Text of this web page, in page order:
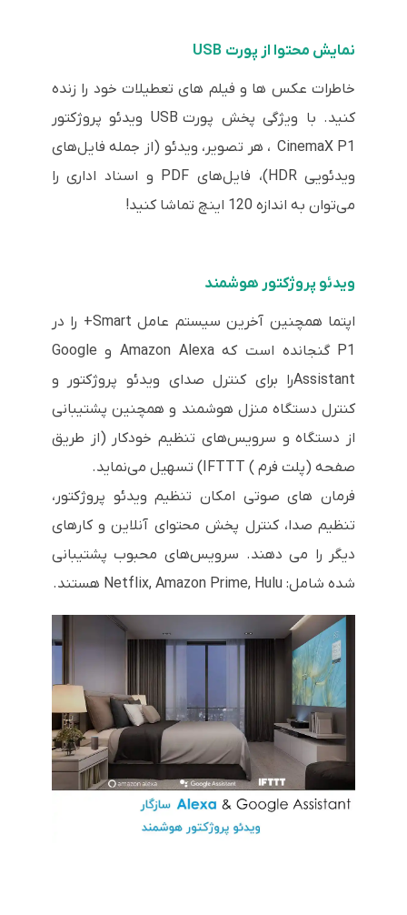
نمایش محتوا از پورت USB
خاطرات عکس ها و فیلم های تعطیلات خود را زنده
کنید. با ویژگی پخش پورت USB ویدئو پروژکتور
CinemaX P1 ، هر تصویر، ویدئو (از جمله فایل‌های
ویدئویی HDR)، فایل‌های PDF و اسناد اداری را
می‌توان به اندازه 120 اینچ تماشا کنید!
ویدئو پروژکتور هوشمند
اپتما همچنین آخرین سیستم عامل Smart+ را در
P1 گنجانده است که Amazon Alexa و Google
Assistantرا برای کنترل صدای ویدئو پروژکتور و
کنترل دستگاه منزل هوشمند و همچنین پشتیبانی
از دستگاه و سرویس‌های تنظیم خودکار (از طریق
صفحه (پلت فرم ) IFTTT) تسهیل می‌نماید.
فرمان های صوتی امکان تنظیم ویدئو پروژکتور،
تنظیم صدا، کنترل پخش محتوای آنلاین و کارهای
دیگر را می دهند. سرویس‌های محبوب پشتیبانی
شده شامل: Netflix, Amazon Prime, Hulu هستند.